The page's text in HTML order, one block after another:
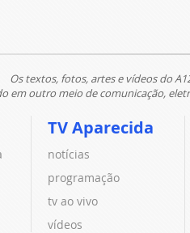
Os textos, fotos, artes e vídeos do
em outro meio de comunicação,
TV Aparecida
notícias
programação
tv ao vivo
vídeos